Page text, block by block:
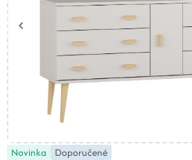
Novinka Doporučené